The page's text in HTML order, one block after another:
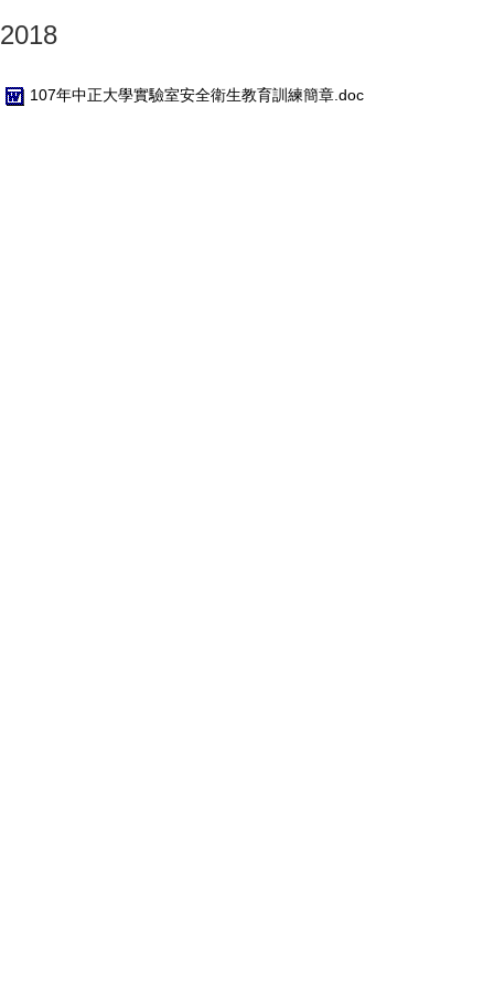
2018
107年中正大學實驗室安全衛生教育訓練簡章.doc